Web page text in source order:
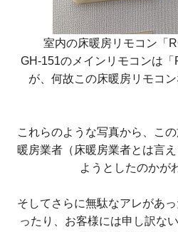
室内の床暖房リモコン 「
GH-151のメインリモコンは
が、何故この床暖房リモコ
これらのような写真から、こ
暖房業者（床暖房業者とは言
ようとしたのかが
そしてさらに無駄なアレがあ
ったり、お客様には申し訳な